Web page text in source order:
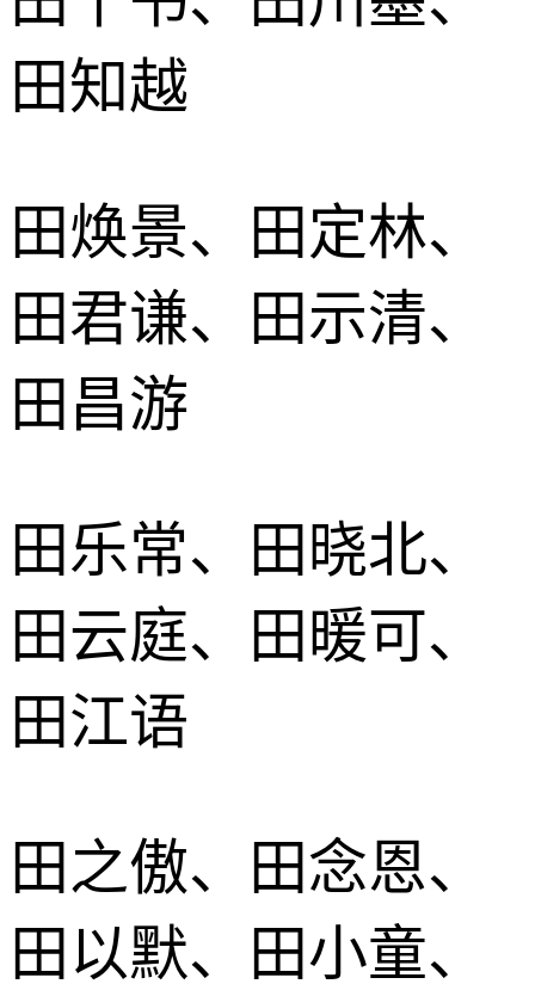
田知越
田焕景、田定林、
田君谦、田示清、
田昌游
田乐常、田晓北、
田云庭、田暖可、
田江语
田之傲、田念恩、
田以默、田小童、